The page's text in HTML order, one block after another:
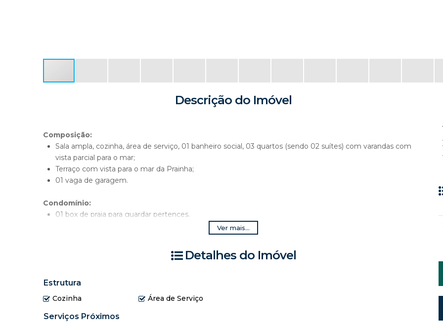
Descrição do Imóvel
Composição:
Sala ampla, cozinha, área de serviço, 01 banheiro social, 03 quartos (sendo 02 suítes) com varandas com
vista parcial para o mar;
Terraço com vista para o mar da Prainha;
01 vaga de garagem.
Condomínio:
01 box de praia para guardar pertences.
Ótima localização! Edifício fica na orla da Prainha.
Ver mais...
Detalhes do Imóvel
Estrutura
Cozinha Área de Serviço
Serviços Próximos